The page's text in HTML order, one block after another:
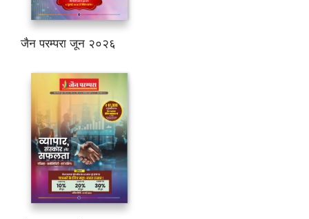
जैन परम्परा जून २०२६